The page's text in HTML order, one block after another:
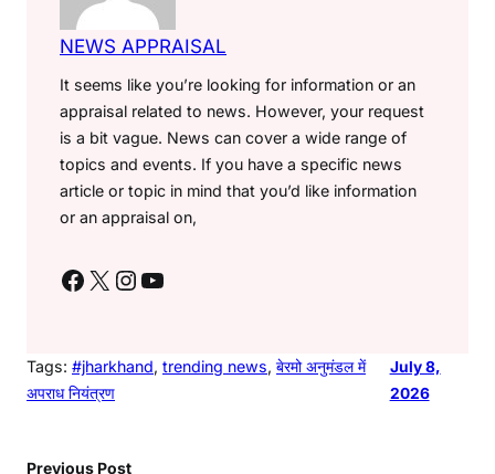
NEWS APPRAISAL
It seems like you’re looking for information or an
appraisal related to news. However, your request
is a bit vague. News can cover a wide range of
topics and events. If you have a specific news
article or topic in mind that you’d like information
or an appraisal on,
Facebook X Instagram YouTube
Tags: #jharkhand, trending news, बेरमो अनुमंडल में
अपराध नियंत्रण
July 8,
2026
Previous Post